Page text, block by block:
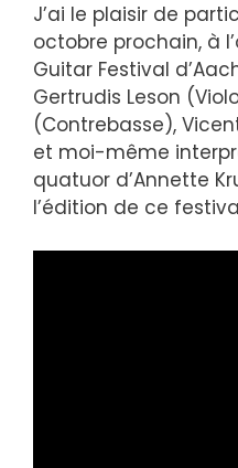
J’ai le plaisir de
octobre prochain, à
Guitar Festival
Gertrudis Leson
(Contrebasse),
et moi-même
quatuor d’Annette
l’édition de ce